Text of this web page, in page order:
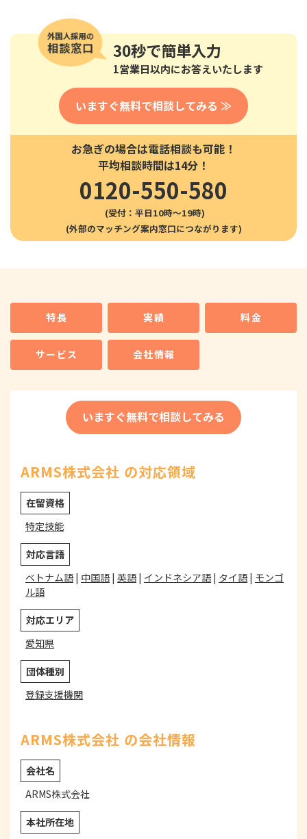
30秒で簡単入力
1営業日以内にお答えいたします
いますぐ無料で相談してみる ≫
お急ぎの場合は電話相談も可能！
平均相談時間は14分！
0120-550-580
(受付：平日10時〜19時)
特長 実績 料金
サービス 会社情報
いますぐ無料で相談してみる
ARMS株式会社 の対応領域
在留資格
特定技能
対応言語
ベトナム語| 中国語| 英語| インドネシア語| タイ語| モンゴ
ル語
対応エリア
愛知県
団体種別
登録支援機関
ARMS株式会社 の会社情報
会社名
ARMS株式会社
本社所在地